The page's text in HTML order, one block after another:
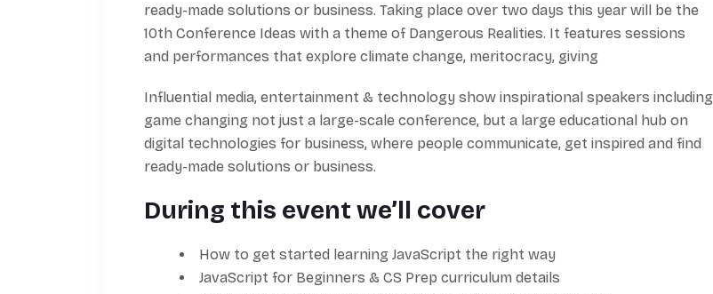
ready-made solutions or business. Taking place over two days this year will be the
10th Conference Ideas with a theme of Dangerous Realities. It features sessions
and performances that explore climate change, meritocracy, giving
Influential media, entertainment & technology show inspirational speakers including
game changing not just a large-scale conference, but a large educational hub on
digital technologies for business, where people communicate, get inspired and find
ready-made solutions or business.
During this event we’ll cover
How to get started learning JavaScript the right way
JavaScript for Beginners & CS Prep curriculum details